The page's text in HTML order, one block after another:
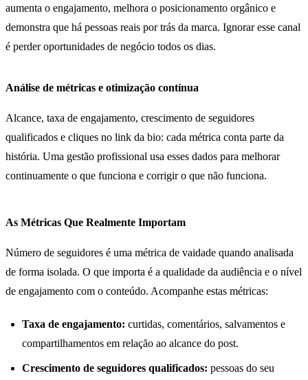
aumenta o engajamento, melhora o posicionamento orgânico e
demonstra que há pessoas reais por trás da marca. Ignorar esse canal
é perder oportunidades de negócio todos os dias.
Análise de métricas e otimização contínua
Alcance, taxa de engajamento, crescimento de seguidores
qualificados e cliques no link da bio: cada métrica conta parte da
história. Uma gestão profissional usa esses dados para melhorar
continuamente o que funciona e corrigir o que não funciona.
As Métricas Que Realmente Importam
Número de seguidores é uma métrica de vaidade quando analisada
de forma isolada. O que importa é a qualidade da audiência e o nível
de engajamento com o conteúdo. Acompanhe estas métricas:
Taxa de engajamento: curtidas, comentários, salvamentos e
compartilhamentos em relação ao alcance do post.
Crescimento de seguidores qualificados: pessoas do seu